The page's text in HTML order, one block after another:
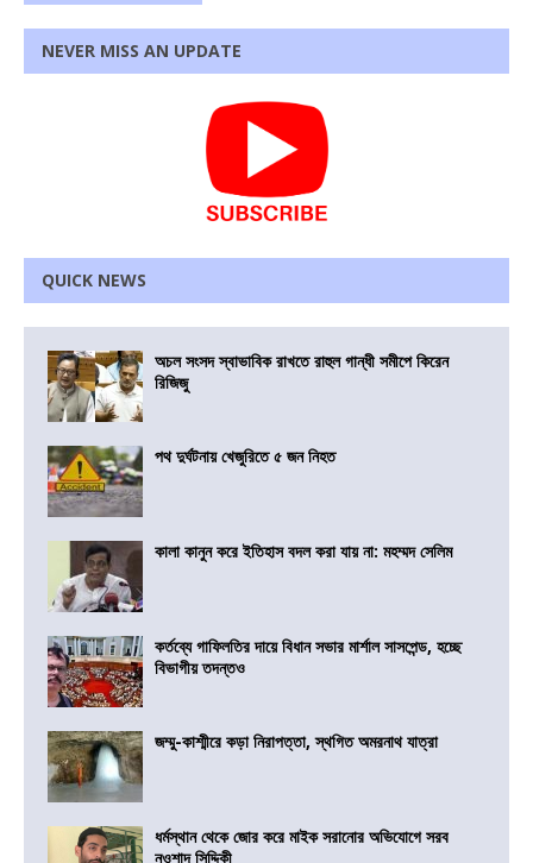
NEVER MISS AN UPDATE
QUICK NEWS
অচল সংসদ স্বাভাবিক রাখতে রাহুল গান্ধী সমীপে কিরেন
রিজিজু
পথ দুর্ঘটনায় খেজুরিতে ৫ জন নিহত
কালা কানুন করে ইতিহাস বদল করা যায় না: মহম্মদ সেলিম
কর্তব্যে গাফিলতির দায়ে বিধান সভার মার্শাল সাসপেন্ড, হচ্ছে
বিভাগীয় তদন্তও
জম্মু-কাশ্মীরে কড়া নিরাপত্তা, স্থগিত অমরনাথ যাত্রা
ধর্মস্থান থেকে জোর করে মাইক সরানোর অভিযোগে সরব
নওশাদ সিদ্দিকী